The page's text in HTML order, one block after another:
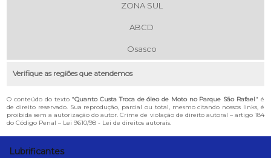
ZONA SUL
ABCD
Osasco
Verifique as regiões que atendemos
O conteúdo do texto "Quanto Custa Troca de óleo de Moto no Parque São Rafael" é
de direito reservado. Sua reprodução, parcial ou total, mesmo citando nossos links, é
proibida sem a autorização do autor. Crime de violação de direito autoral – artigo 184
do Código Penal – Lei 9610/98 - Lei de direitos autorais.
Lubrificantes